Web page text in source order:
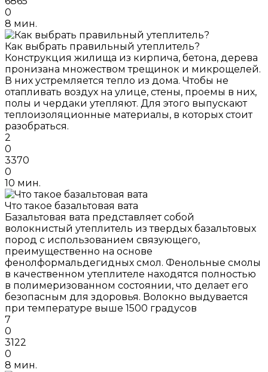
0
8 мин.
Как выбрать правильный утеплитель?
Конструкция жилища из кирпича, бетона, дерева
пронизана множеством трещинок и микрощелей.
В них устремляется тепло из дома. Чтобы не
отапливать воздух на улице, стены, проемы в них,
полы и чердаки утепляют. Для этого выпускают
теплоизоляционные материалы, в которых стоит
разобраться.
2
0
3370
0
10 мин.
Что такое базальтовая вата
Базальтовая вата представляет собой
волокнистый утеплитель из твердых базальтовых
пород с использованием связующего,
преимущественно на основе
фенолформальдегидных смол. Фенольные смолы
в качественном утеплителе находятся полностью
в полимеризованном состоянии, что делает его
безопасным для здоровья. Волокно выдувается
при температуре выше 1500 градусов
7
0
3122
0
8 мин.